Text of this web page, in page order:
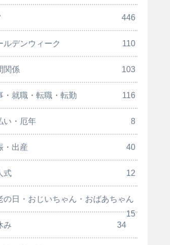
446
ルデンウィーク 110
関係 103
・就職・転職・転勤 116
い・厄年 8
・出産 40
式 12
の日・おじいちゃん・おばあちゃん
15
み
34